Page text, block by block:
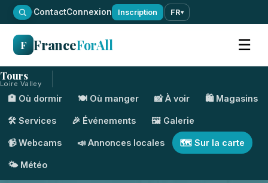
·ContactConnexion Inscription FR▾
F FranceForAll ☰
Tours
Loire Valley
🏨 Où dormir 🍽️ Où manger 📸 À voir 🛍️ Magasins
🛠️ Services 🎉 Événements 🖼️ Galerie
📹 Webcams 📣 Annonces locales 🗺️ Sur la carte
🌤️ Météo